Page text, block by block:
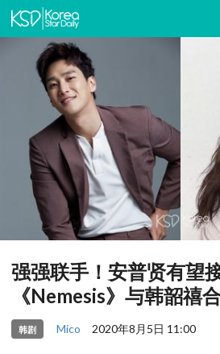
强强联手！安普贤有望
《Nemesis》与韩韶禧
韩剧 Mico 2020年8月5日 11:00